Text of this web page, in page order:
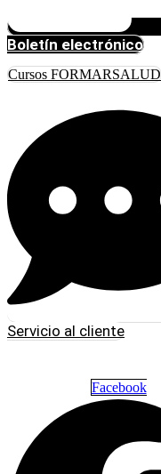
Boletín electrónico
Cursos FORMARSALUD
Servicio al cliente
Facebook